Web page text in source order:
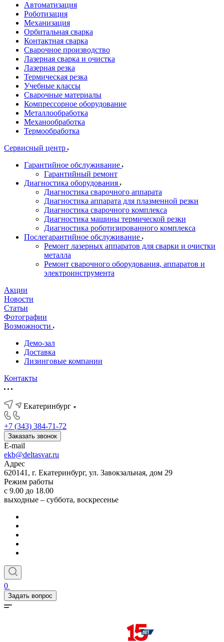
Автоматизация
Роботизация
Механизация
Орбитальная сварка
Контактная сварка
Сварочное производство
Лазерная сварка и очистка
Лазерная резка
Термическая резка
Учебные классы
Сварочные материалы
Компрессорное оборудование
Металлообработка
Механообработка
Термообработка
Сервисный центр
Гарантийное обслуживание
Гарантийный ремонт
Диагностика оборудования
Диагностика сварочного аппарата
Диагностика аппарата для плазменной резки
Диагностика сварочного комплекса
Диагностика машины термической резки
Диагностика роботизированного комплекса
Послегарантийное обслуживание
Ремонт лазерных аппаратов для сварки и очистки
металла
Ремонт сварочного оборудования, аппаратов и
электроинструмента
Акции
Новости
Статьи
Фотографии
Возможности
Демо-зал
Доставка
Лизинговые компании
Контакты
Екатеринбург
+7 (343) 384-71-72
Заказать звонок
E-mail
ekb@deltasvar.ru
Адрес
620141, г. Екатеринбург, ул. Завокзальная, дом 29
Режим работы
с 9.00 до 18.00
выходные – суббота, воскресенье
0
Задать вопрос